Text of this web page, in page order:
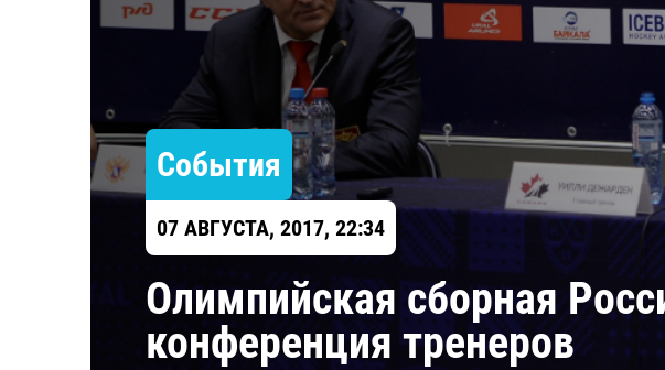
Локомотив
Северсталь
ЦСКА
Шанхайские Драконы
Амур
Барыс
События
07 АВГУСТА, 2017, 22:34
Олимпийская сборная
конференция тренеров